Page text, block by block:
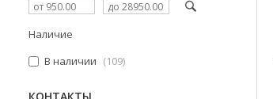
Наличие
В наличии
109